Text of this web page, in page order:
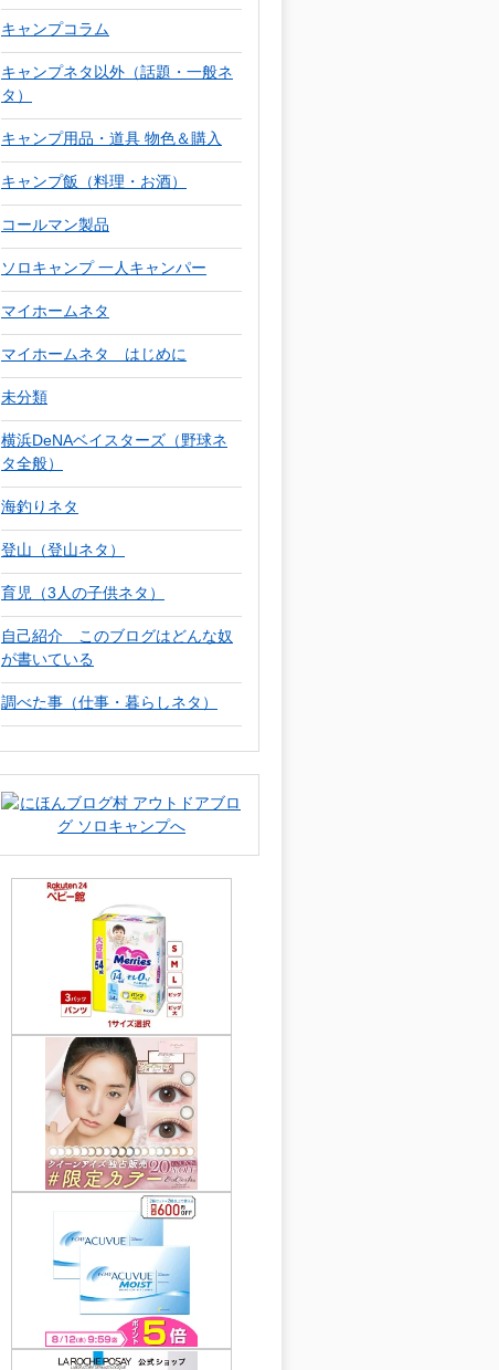
キャンプコラム
キャンプネタ以外（話題・一般ネ
タ）
キャンプ用品・道具 物色＆購入
キャンプ飯（料理・お酒）
コールマン製品
ソロキャンプ 一人キャンパー
マイホームネタ
マイホームネタ はじめに
未分類
横浜DeNAベイスターズ（野球ネ
タ全般）
海釣りネタ
登山（登山ネタ）
育児（3人の子供ネタ）
自己紹介 このブログはどんな奴
が書いている
調べた事（仕事・暮らしネタ）